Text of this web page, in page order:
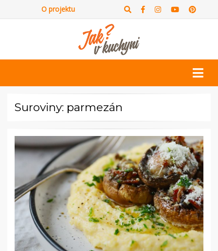
O projektu
Suroviny: parmezán